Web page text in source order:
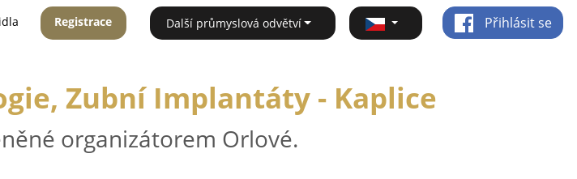
Registrace Další průmyslová odvětví Přihlásit se
Zubní Implantáty - Kaplice
organizátorem Orlové.